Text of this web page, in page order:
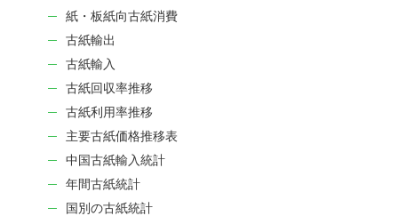
紙・板紙向古紙消費
古紙輸出
古紙輸入
古紙回収率推移
古紙利用率推移
主要古紙価格推移表
中国古紙輸入統計
年間古紙統計
国別の古紙統計